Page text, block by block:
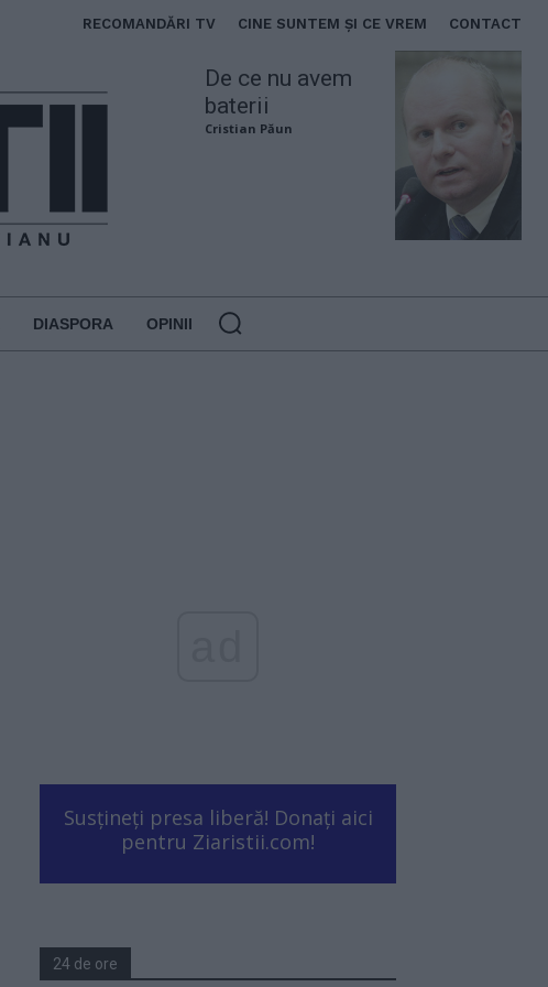
RECOMANDĂRI TV CINE SUNTEM ȘI CE VREM CONTACT
De ce nu avem
baterii
Cristian Păun
DIASPORA OPINII
Susțineți presa liberă! Donați aici
pentru Ziaristii.com!
24 de ore